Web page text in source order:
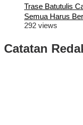
Trase Batutulis
Semua Harus
292 views
Catatan